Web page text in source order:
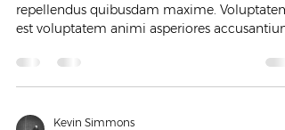
repellendus quibusdam maxime. Voluptatem
est voluptatem animi asperiores accusantium
Kevin Simmons